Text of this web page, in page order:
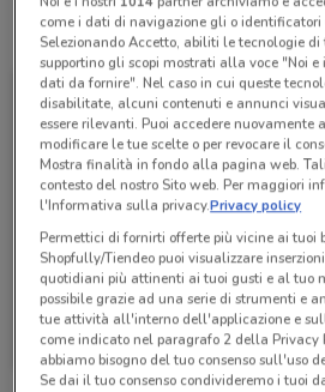
Tutte le promozioni di questo
Euronics
Scade il 19/08
come i dati di navigazione gli o identificatori
Selezionando Accetto, abiliti le tecnologie
supportino gli scopi mostrati alla voce "Noi
dati da fornire". Nel caso in cui queste
disabilitate, alcuni contenuti e annunci
essere rilevanti. Puoi accedere nuovamente
modificare le tue scelte o per revocare il
Mostra finalità in fondo alla pagina web.
contesto del nostro Sito web. Per maggiori
l'Informativa sulla privacy.Privacy policy
Permettici di fornirti offerte più vicine ai tuoi
Shopfully/Tiendeo puoi visualizzare
quotidiani più attinenti ai tuoi gusti e al tuo
possibile grazie ad una serie di strumenti e
tue attività all'interno dell'applicazione e
come indicato nel paragrafo 2 della Privacy
abbiamo bisogno del tuo consenso sull'uso
Se dai il tuo consenso condivideremo i tuoi